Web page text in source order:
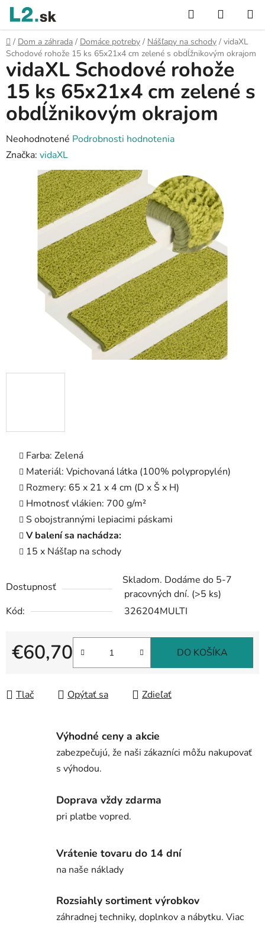
Prejsť
obsah
Hľadať
KOŠÍK
Domov
/ Dom a záhrada / Domáce potreby / Nášľapy na schody / vidaXL
Schodové rohože 15 ks 65x21x4 cm zelené s obdĺžnikovým okrajom
Farba: Zelená
Materiál: Vpichovaná látka (100% polypropylén)
Rozmery: 65 x 21 x 4 cm (D x Š x H)
Hmotnosť vlákien: 700 g/m²
S obojstrannými lepiacimi páskami
V balení sa nachádza:
15 x Nášľap na schody
Dostupnosť
Skladom. Dodáme do 5-7
pracovných dní. (>5 ks)
Kód:
326204MULTI
€60,70
Jednotková cena:
DO KOŠÍKA
Tlač Opýtať sa Zdieľať
vidaXL Schodové rohože
15 ks 65x21x4 cm zelené s
obdĺžnikovým okrajom
Priemerné
hodnotenie
produktu
hviezdičiek.
Neohodnotené Podrobnosti hodnotenia
Značka: vidaXL
Výhodné ceny a akcie
zabezpečujú, že naši zákazníci môžu nakupovať
s výhodou.
Doprava vždy zdarma
pri platbe vopred.
Vrátenie tovaru do 14 dní
na naše náklady
Rozsiahly sortiment výrobkov
záhradnej techniky, doplnkov a nábytku. Viac